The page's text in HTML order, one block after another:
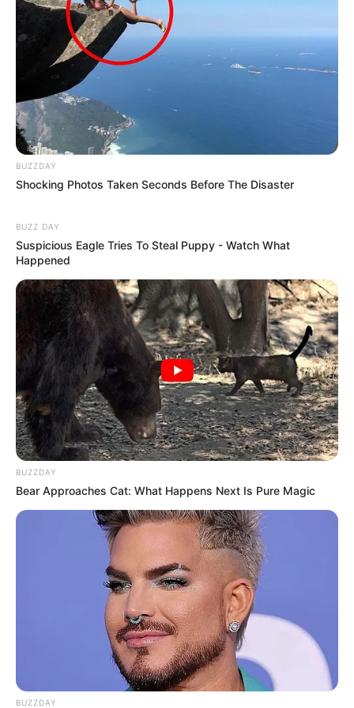
BUZZDAY
Shocking Photos Taken Seconds Before The Disaster
BUZZ DAY
Suspicious Eagle Tries To Steal Puppy - Watch What
Happened
BUZZDAY
Bear Approaches Cat: What Happens Next Is Pure Magic
BUZZDAY